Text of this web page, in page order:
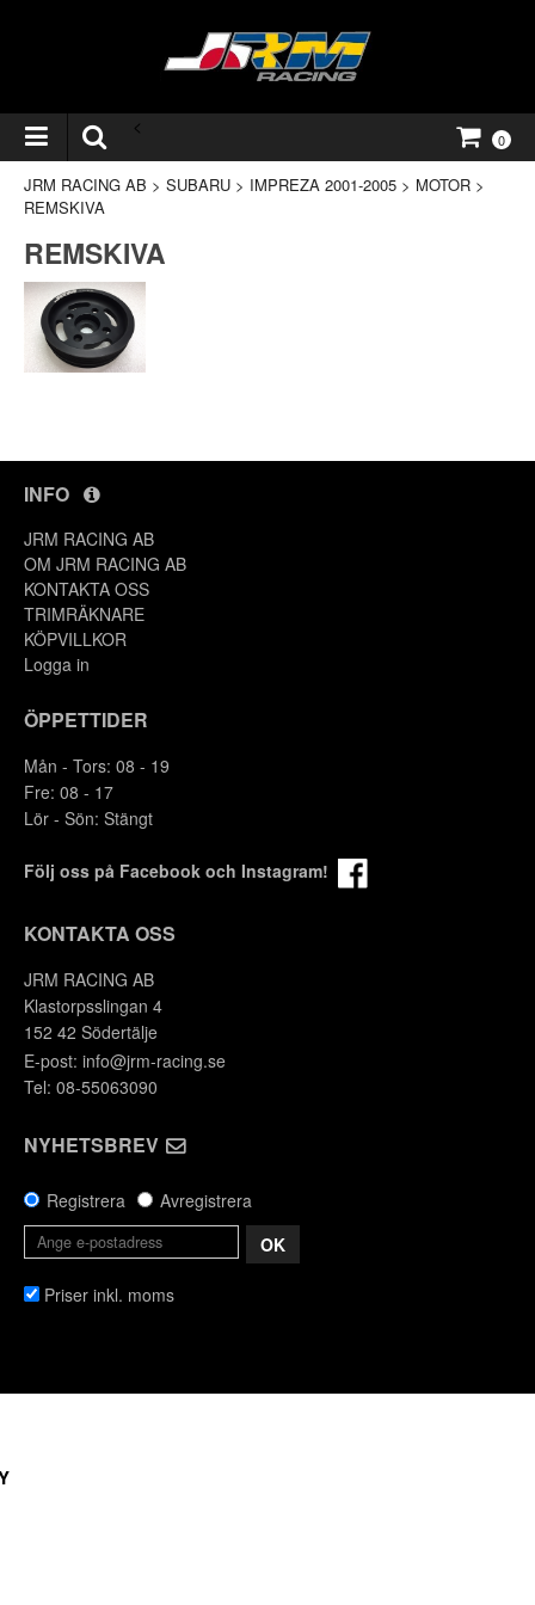
<
0
JRM RACING AB > SUBARU > IMPREZA 2001-2005 > MOTOR >
REMSKIVA
REMSKIVA
INFO
JRM RACING AB
OM JRM RACING AB
KONTAKTA OSS
TRIMRÄKNARE
KÖPVILLKOR
Logga in
ÖPPETTIDER
Mån - Tors: 08 - 19
Fre: 08 - 17
Lör - Sön: Stängt
Följ oss på Facebook och Instagram!
KONTAKTA OSS
JRM RACING AB
Klastorpsslingan 4
152 42 Södertälje
E-post: info@jrm-racing.se
Tel: 08-55063090
NYHETSBREV
Registrera
Avregistrera
OK
Priser inkl. moms